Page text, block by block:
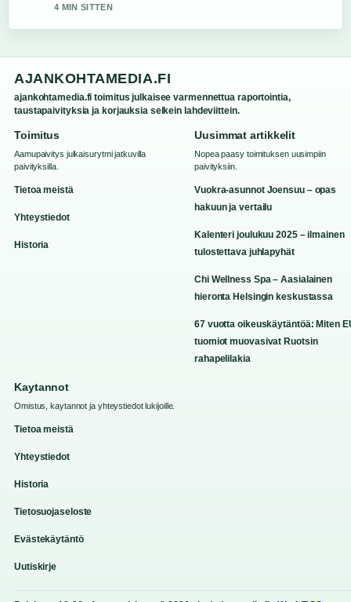
4 MIN SITTEN
AJANKOHTAMEDIA.FI
ajankohtamedia.fi toimitus julkaisee varmennettua raportointia,
taustapaivityksia ja korjauksia selkein lahdeviittein.
Toimitus
Aamupaivitys julkaisurytmi jatkuvilla
paivityksilla.
Tietoa meistä
Yhteystiedot
Historia
Uusimmat artikkelit
Nopea paasy toimituksen uusimpiin
paivityksiin.
Vuokra-asunnot Joensuu – opas
hakuun ja vertailu
Kalenteri joulukuu 2025 – ilmainen
tulostettava juhlapyhät
Chi Wellness Spa – Aasialainen
hieronta Helsingin keskustassa
67 vuotta oikeuskäytäntöä: Miten
tuomiot muovasivat Ruotsin
rahapelilakia
Kaytannot
Omistus, kaytannot ja yhteystiedot lukijoille.
Tietoa meistä
Yhteystiedot
Historia
Tietosuojaseloste
Evästekäytäntö
Uutiskirje